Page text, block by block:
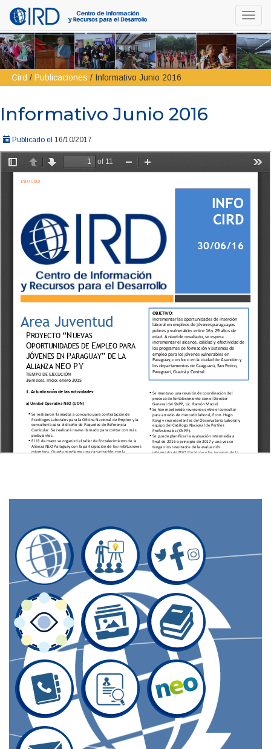
Cird / Publicaciones / Informativo Junio 2016
Informativo Junio 2016
Publicado el 16/10/2017